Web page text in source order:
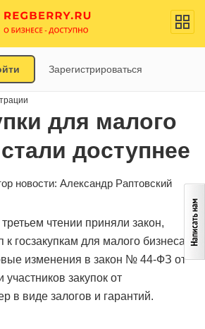
Зарегистрироваться
для малого
доступнее
новости: Александр Раптовский
чтении приняли закон,
госзакупкам для малого бизнеса.
изменения в закон № 44-ФЗ от
закупок от
в виде залогов и гарантий.